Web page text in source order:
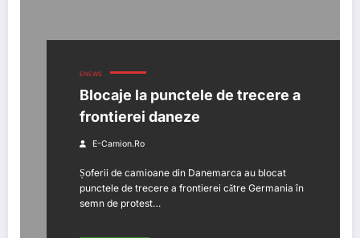
ENEWS
Blocaje la punctele de trecere a
frontierei daneze
E-Camion.ro
Șoferii de camioane din Danemarca au blocat
punctele de trecere a frontierei către Germania în
semn de protest…